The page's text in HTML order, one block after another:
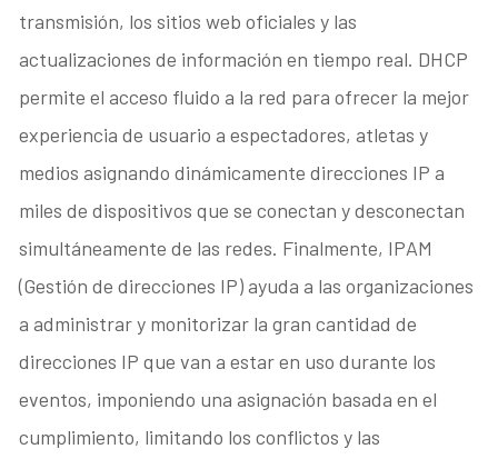
transmisión, los sitios web oficiales y las
actualizaciones de información en tiempo real. DHCP
permite el acceso fluido a la red para ofrecer la mejor
experiencia de usuario a espectadores, atletas y
medios asignando dinámicamente direcciones IP a
miles de dispositivos que se conectan y desconectan
simultáneamente de las redes. Finalmente, IPAM
(Gestión de direcciones IP) ayuda a las organizaciones
a administrar y monitorizar la gran cantidad de
direcciones IP que van a estar en uso durante los
eventos, imponiendo una asignación basada en el
cumplimiento, limitando los conflictos y las